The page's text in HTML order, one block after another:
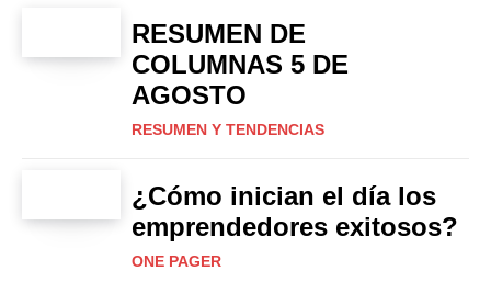
RESUMEN DE
COLUMNAS 5 DE
AGOSTO
RESUMEN Y TENDENCIAS
¿Cómo inician el día los
emprendedores exitosos?
ONE PAGER